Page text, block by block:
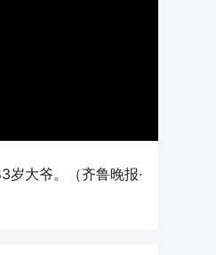
岁大爷。（齐鲁晚报·